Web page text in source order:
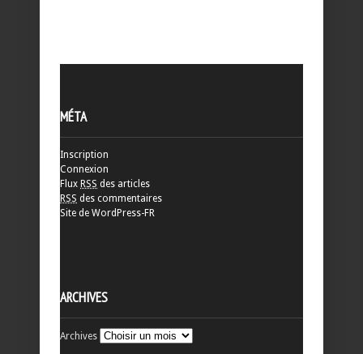
MÉTA
Inscription
Connexion
Flux RSS des articles
RSS des commentaires
Site de WordPress-FR
ARCHIVES
Archives